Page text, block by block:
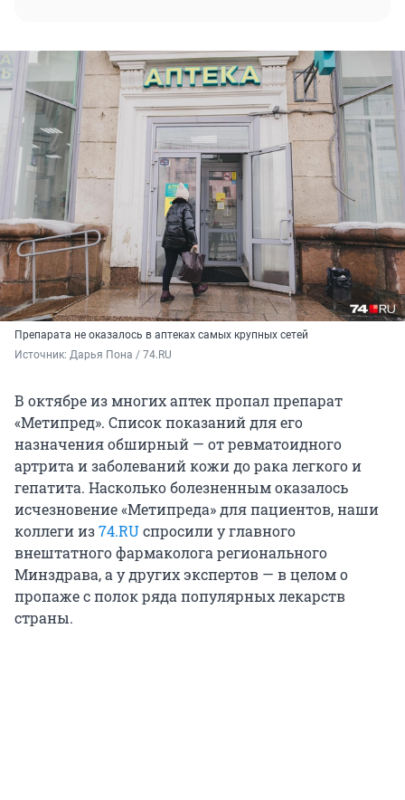
Препарата не оказалось в аптеках самых крупных сетей
Источник: Дарья Пона / 74.RU
В октябре из многих аптек пропал препарат
«Метипред». Список показаний для его
назначения обширный — от ревматоидного
артрита и заболеваний кожи до рака легкого и
гепатита. Насколько болезненным оказалось
исчезновение «Метипреда» для пациентов, наши
коллеги из74.RUспросили у главного
внештатного фармаколога регионального
Минздрава, а у других экспертов — в целом о
пропаже с полок ряда популярных лекарств
страны.